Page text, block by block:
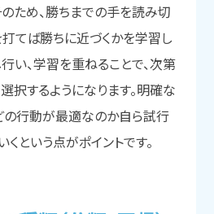
ため、勝ちまでの手を読み切
てば勝ちに近づくかを学習し
い、学習を重ねることで、次第
択するようになります。明確な
の行動が最適なのか自ら試行
という点がポイントです。